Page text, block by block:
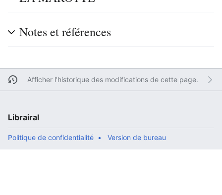
Notes et références
Afficher l’historique des modifications de cette page.
Librairal
Politique de confidentialité Version de bureau